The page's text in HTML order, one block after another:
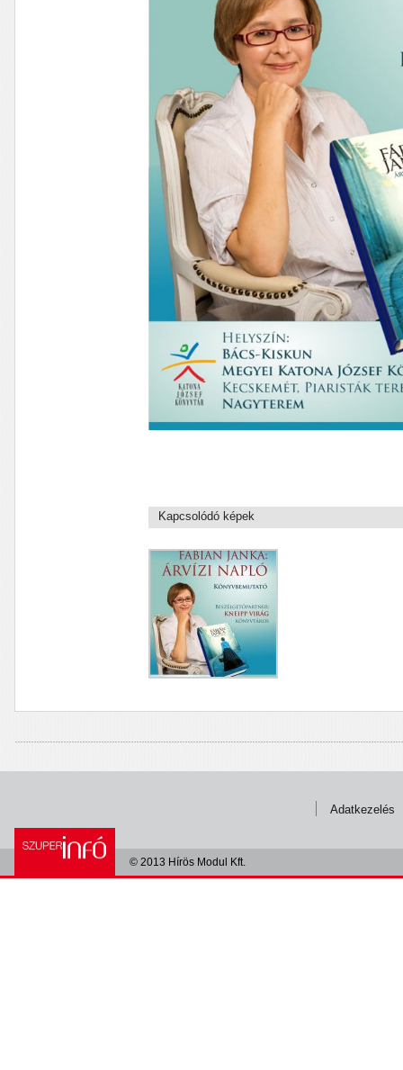
Kapcsolódó képek
Adatkezelés
© 2013 Hírös Modul Kft.